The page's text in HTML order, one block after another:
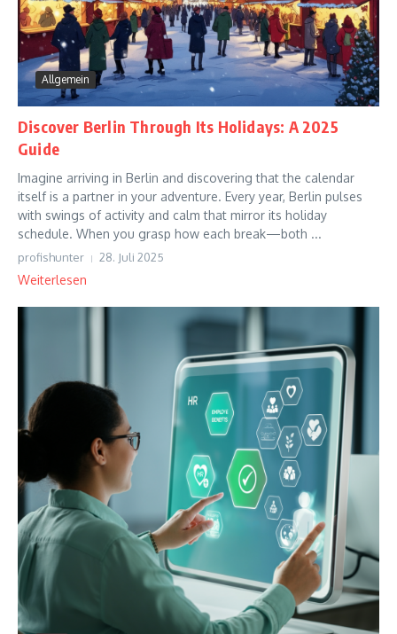
Allgemein
Discover Berlin Through Its Holidays: A 2025
Guide
Imagine arriving in Berlin and discovering that the calendar
itself is a partner in your adventure. Every year, Berlin pulses
with swings of activity and calm that mirror its holiday
schedule. When you grasp how each break—both ...
profishunter 28. Juli 2025
Weiterlesen